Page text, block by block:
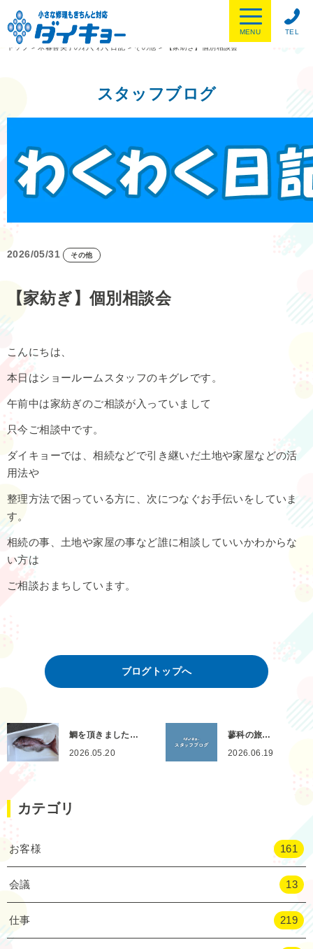
TEL
MENU
トップ
> 木暮喜美子のわくわく日記 > その他 > 【家紡ぎ】個別相談会
スタッフブログ
2026/05/31 その他
【家紡ぎ】個別相談会
こんにちは、
本日はショールームスタッフのキグレです。
午前中は家紡ぎのご相談が入っていまして
只今ご相談中です。
ダイキョーでは、相続などで引き継いだ土地や家屋などの活
用法や
整理方法で困っている方に、次につなぐお手伝いをしていま
す。
相続の事、土地や家屋の事など誰に相談していいかわからな
い方は
ご相談おまちしています。
ブログトップへ
鯛を頂きました…
2026.05.20
蓼科の旅…
2026.06.19
カテゴリ
お客様 161
会議 13
仕事 219